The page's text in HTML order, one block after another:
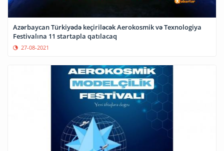
Azərbaycan Türkiyədə keçiriləcək Aerokosmik və Texnologiya
Festivalına 11 startapla qatılacaq
27-08-2021